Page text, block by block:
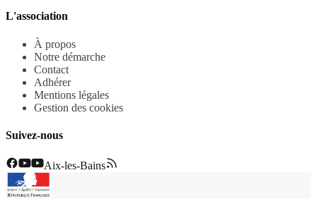
L'association
À propos
Notre démarche
Contact
Adhérer
Mentions légales
Gestion des cookies
Suivez-nous
Aix-les-Bains